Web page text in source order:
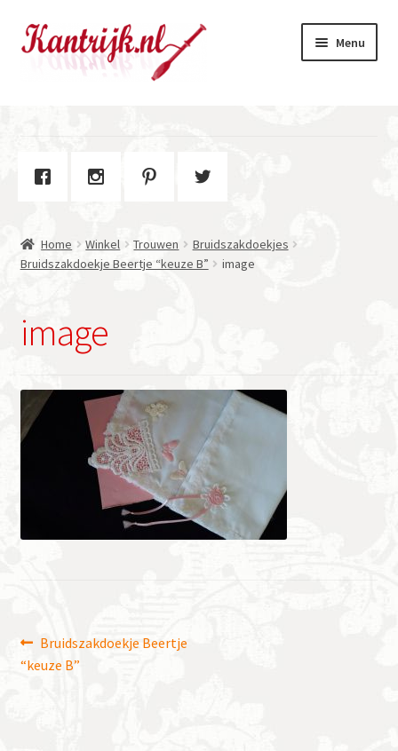
Ga
door
Ga
naar
Menu
Contact
Home Winkel Trouwen
Bruidszakdoekjes
Bruidszakdoekje Beertje “keuze B”
image
image
Bericht
navigatie
Vorig
bericht:
Bruidszakdoekje Beertje
“keuze B”